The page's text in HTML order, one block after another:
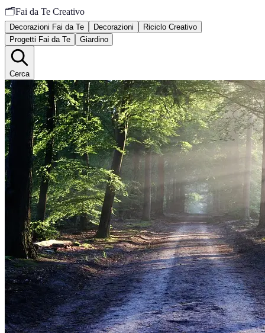
🗂️Fai da Te Creativo
Decorazioni Fai da Te Decorazioni
Riciclo Creativo
Progetti Fai da Te
Giardino
Cerca